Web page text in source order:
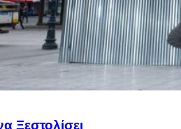
Ξεστολίσει